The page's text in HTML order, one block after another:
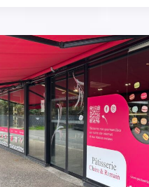
MESURE
POUR
LE
LABORATOIRE
DE
PROTHÈSES
DENTAIRES